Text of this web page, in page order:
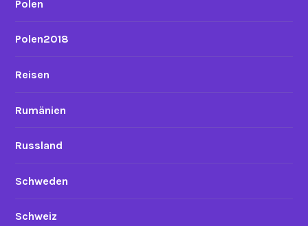
Polen
Polen2018
Reisen
Rumänien
Russland
Schweden
Schweiz